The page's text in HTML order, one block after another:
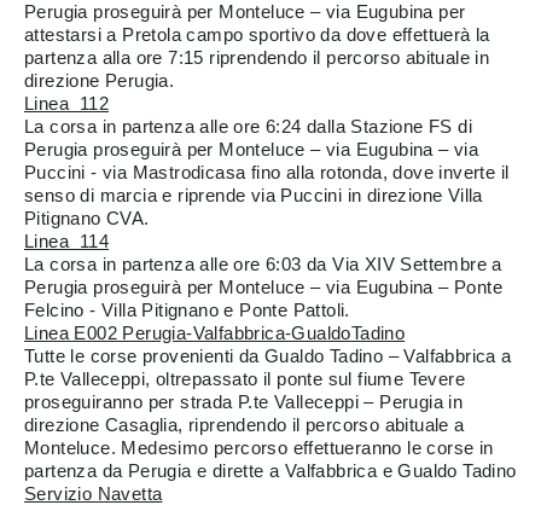
Perugia proseguirà per Monteluce – via Eugubina per
attestarsi a Pretola campo sportivo da dove effettuerà la
partenza alla ore 7:15 riprendendo il percorso abituale in
direzione Perugia.
Linea 112
La corsa in partenza alle ore 6:24 dalla Stazione FS di
Perugia proseguirà per Monteluce – via Eugubina – via
Puccini - via Mastrodicasa fino alla rotonda, dove inverte il
senso di marcia e riprende via Puccini in direzione Villa
Pitignano CVA.
Linea 114
La corsa in partenza alle ore 6:03 da Via XIV Settembre a
Perugia proseguirà per Monteluce – via Eugubina – Ponte
Felcino - Villa Pitignano e Ponte Pattoli.
Linea E002 Perugia-Valfabbrica-GualdoTadino
Tutte le corse provenienti da Gualdo Tadino – Valfabbrica a
P.te Valleceppi, oltrepassato il ponte sul fiume Tevere
proseguiranno per strada P.te Valleceppi – Perugia in
direzione Casaglia, riprendendo il percorso abituale a
Monteluce. Medesimo percorso effettueranno le corse in
partenza da Perugia e dirette a Valfabbrica e Gualdo Tadino
Servizio Navetta